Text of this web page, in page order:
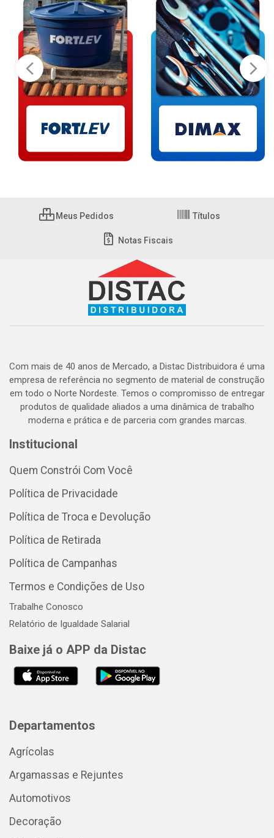
Meus Pedidos Títulos
Notas Fiscais
Com mais de 40 anos de Mercado, a Distac Distribuidora é uma
empresa de referência no segmento de material de construção
em todo o Norte Nordeste. Temos o compromisso de entregar
produtos de qualidade aliados a uma dinâmica de trabalho
moderna e prática e de parceria com grandes marcas.
Institucional
Quem Constrói Com Você
Política de Privacidade
Política de Troca e Devolução
Política de Retirada
Política de Campanhas
Termos e Condições de Uso
Trabalhe Conosco
Relatório de Igualdade Salarial
Baixe já o APP da Distac
Departamentos
Agrícolas
Argamassas e Rejuntes
Automotivos
Decoração